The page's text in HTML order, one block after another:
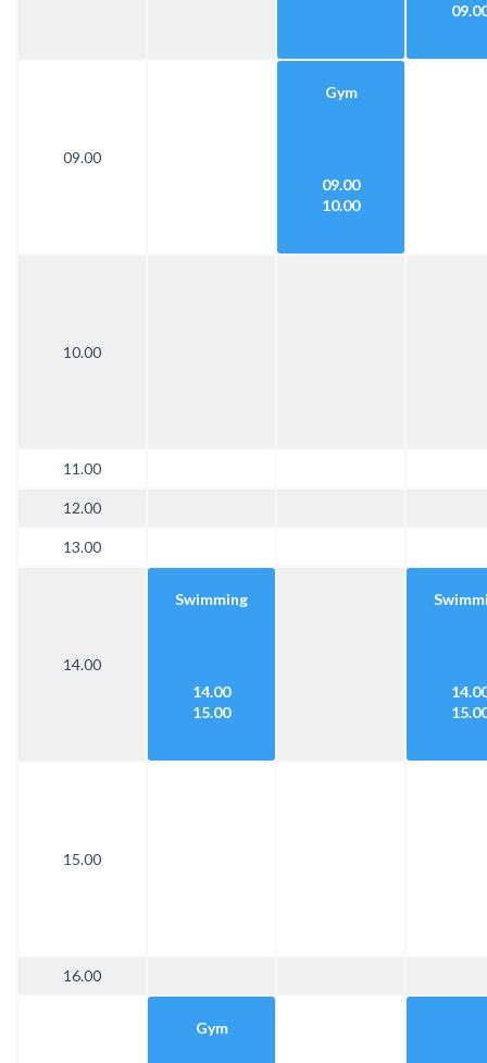
09.00
Gym
09.00
10.00
10.00
11.00
12.00
13.00
14.00
Swimming
14.00
15.00
15.00
16.00
Gym